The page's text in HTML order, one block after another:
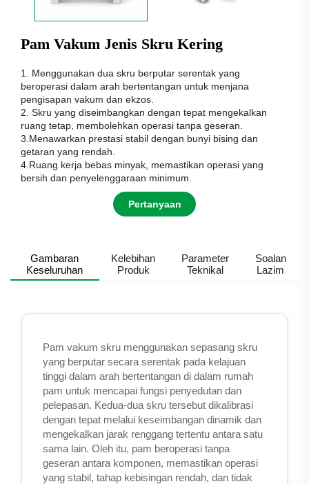
Pam Vakum Jenis Skru Kering
1. Menggunakan dua skru berputar serentak yang
beroperasi dalam arah bertentangan untuk menjana
pengisapan vakum dan ekzos.
2. Skru yang diseimbangkan dengan tepat mengekalkan
ruang tetap, membolehkan operasi tanpa geseran.
3.Menawarkan prestasi stabil dengan bunyi bising dan
getaran yang rendah.
4.Ruang kerja bebas minyak, memastikan operasi yang
bersih dan penyelenggaraan minimum.
Pertanyaan
Gambaran
Keseluruhan
Kelebihan
Produk
Parameter
Teknikal
Soalan
Lazim
Pam vakum skru menggunakan sepasang skru
yang berputar secara serentak pada kelajuan
tinggi dalam arah bertentangan di dalam rumah
pam untuk mencapai fungsi penyedutan dan
pelepasan. Kedua-dua skru tersebut dikalibrasi
dengan tepat melalui keseimbangan dinamik dan
mengekalkan jarak renggang tertentu antara satu
sama lain. Oleh itu, pam beroperasi tanpa
geseran antara komponen, memastikan operasi
yang stabil, tahap kebisingan rendah, dan tidak